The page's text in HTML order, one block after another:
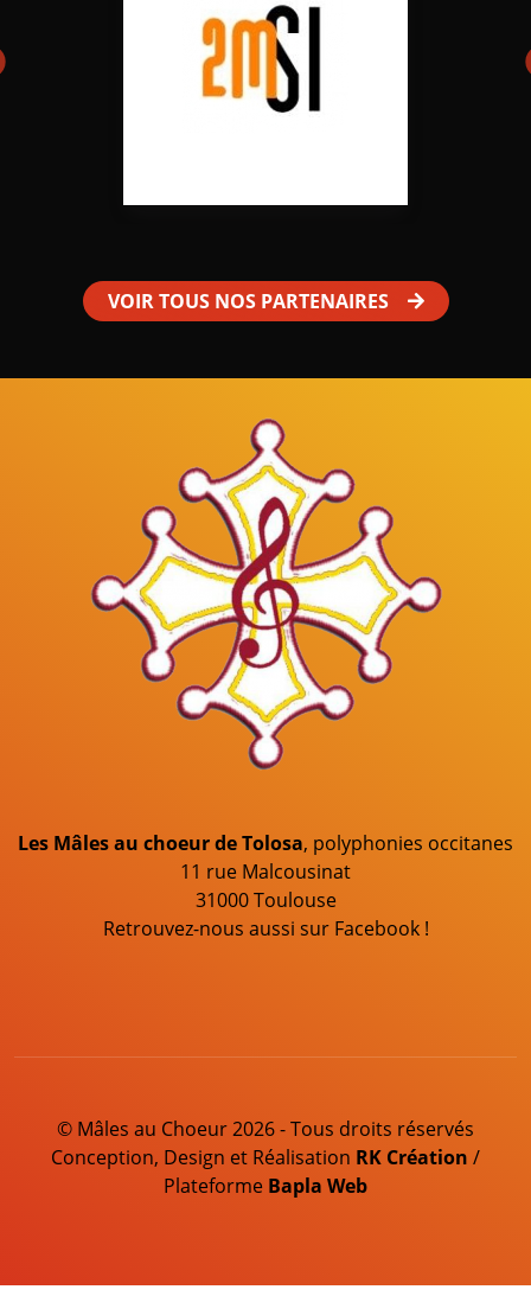
VOIR TOUS NOS PARTENAIRES
Les Mâles au choeur de Tolosa, polyphonies occitanes
11 rue Malcousinat
31000 Toulouse
Retrouvez-nous aussi sur Facebook !
© Mâles au Choeur 2026 - Tous droits réservés
Conception, Design et Réalisation RK Création /
Plateforme Bapla Web